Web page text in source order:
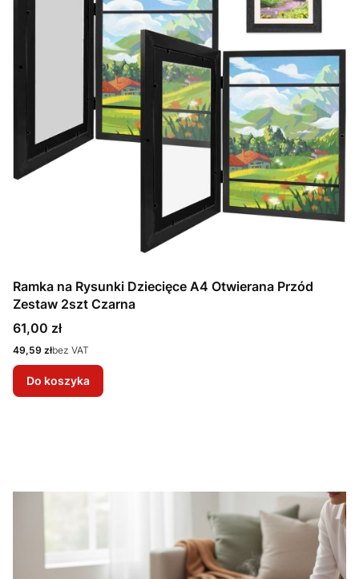
Ramka na Rysunki Dziecięce A4 Otwierana Przód
Zestaw 2szt Czarna
Cena
61,00 zł
Cena
49,59 złbez VAT
Do koszyka